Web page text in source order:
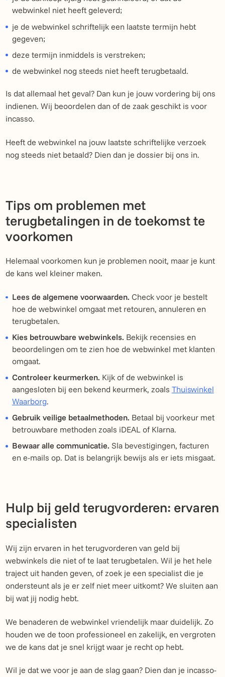
webwinkel niet heeft geleverd;
je de webwinkel schriftelijk een laatste termijn hebt
gegeven;
deze termijn inmiddels is verstreken;
de webwinkel nog steeds niet heeft terugbetaald.
Is dat allemaal het geval? Dan kun je jouw vordering bij ons
indienen. Wij beoordelen dan of de zaak geschikt is voor
incasso.
Heeft de webwinkel na jouw laatste schriftelijke verzoek
nog steeds niet betaald? Dien dan je dossier bij ons in.
Tips om problemen met
terugbetalingen in de toekomst te
voorkomen
Helemaal voorkomen kun je problemen nooit, maar je kunt
de kans wel kleiner maken.
Lees de algemene voorwaarden. Check voor je bestelt
hoe de webwinkel omgaat met retouren, annuleren en
terugbetalen.
Kies betrouwbare webwinkels. Bekijk recensies en
beoordelingen om te zien hoe de webwinkel met klanten
omgaat.
Controleer keurmerken. Kijk of de webwinkel is
aangesloten bij een bekend keurmerk, zoals Thuiswinkel
Waarborg.
Gebruik veilige betaalmethoden. Betaal bij voorkeur met
betrouwbare methoden zoals iDEAL of Klarna.
Bewaar alle communicatie. Sla bevestigingen, facturen
en e-mails op. Dat is belangrijk bewijs als er iets misgaat.
Hulp bij geld terugvorderen: ervaren
specialisten
Wij zijn ervaren in het terugvorderen van geld bij
webwinkels die niet of te laat terugbetalen. Wil je het hele
traject uit handen geven, of zoek je een specialist die je
ondersteunt als je er zelf niet meer uitkomt? We sluiten aan
bij wat jij nodig hebt.
We benaderen de webwinkel vriendelijk maar duidelijk. Zo
houden we de toon professioneel en zakelijk, en vergroten
we de kans dat je snel krijgt waar je recht op hebt.
Wil je dat we voor je aan de slag gaan? Dien dan je incasso-